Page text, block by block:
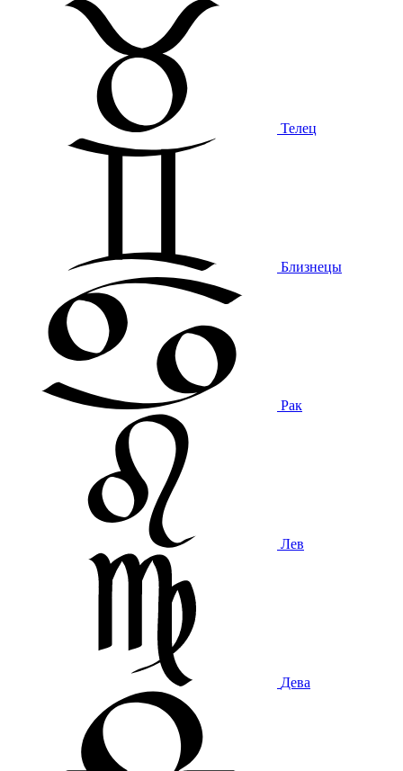
Телец
Близнецы
Рак
Лев
Дева